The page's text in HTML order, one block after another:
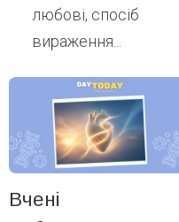
любові, спосіб
вираження...
Вчені